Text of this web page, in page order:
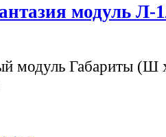
модуль Л-
модуль Габариты (Ш